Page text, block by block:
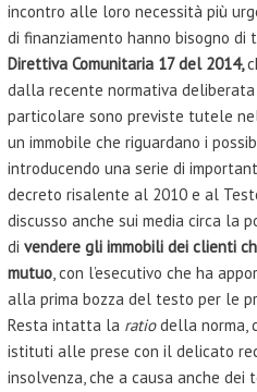
incontro alle loro necessità più
di finanziamento hanno bisogno
Direttiva Comunitaria 17 del 2014,
dalla recente normativa deliberata
particolare sono previste tutele
un immobile che riguardano i
introducendo una serie di
decreto risalente al 2010 e al
discusso anche sui media circa la
di vendere gli immobili dei clienti
mutuo, con l’esecutivo che ha
alla prima bozza del testo per le
Resta intatta la ratiodella norma,
istituti alle prese con il delicato
insolvenza, che a causa anche